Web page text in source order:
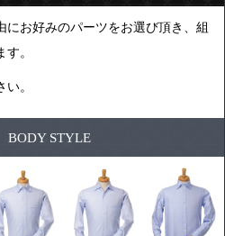
お好みのパーツをお選び頂き、組
。
。
BODY STYLE